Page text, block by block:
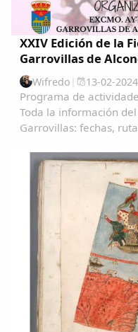
XXIV Edición de la
Garrovillas de
Wifredo | 13-02-2024
Programa de
Toda la información
Garrovillas: fechas,